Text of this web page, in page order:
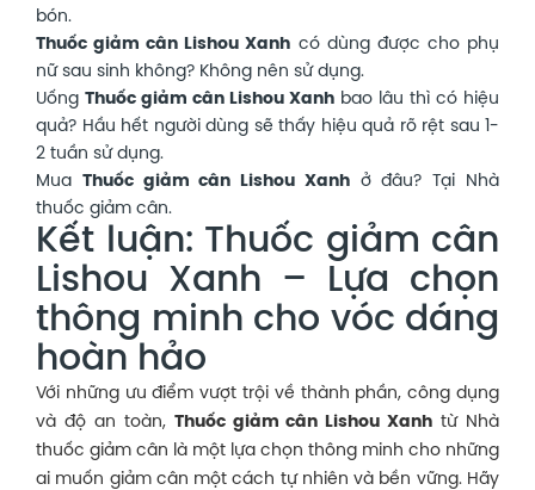
bón.
Thuốc giảm cân Lishou Xanh có dùng được cho phụ
nữ sau sinh không? Không nên sử dụng.
Uống Thuốc giảm cân Lishou Xanh bao lâu thì có hiệu
quả? Hầu hết người dùng sẽ thấy hiệu quả rõ rệt sau 1-
2 tuần sử dụng.
Mua Thuốc giảm cân Lishou Xanh
ở đâu? Tại Nhà
thuốc giảm cân.
Kết luận: Thuốc giảm cân
Lishou Xanh – Lựa chọn
thông minh cho vóc dáng
hoàn hảo
Với những ưu điểm vượt trội về thành phần, công dụng
và độ an toàn, Thuốc giảm cân Lishou Xanh từ Nhà
thuốc giảm cân là một lựa chọn thông minh cho những
ai muốn giảm cân một cách tự nhiên và bền vững. Hãy